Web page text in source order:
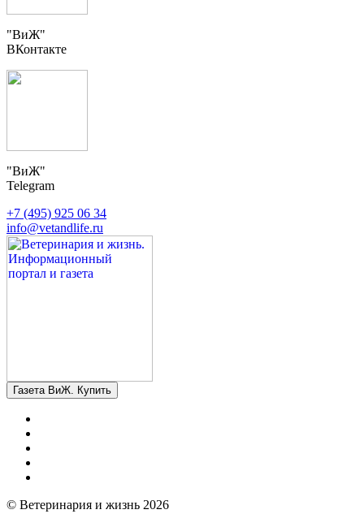
"ВиЖ"
ВКонтакте
"ВиЖ"
Telegram
+7 (495) 925 06 34
info@vetandlife.ru
Газета ВиЖ. Купить
© Ветеринария и жизнь 2026